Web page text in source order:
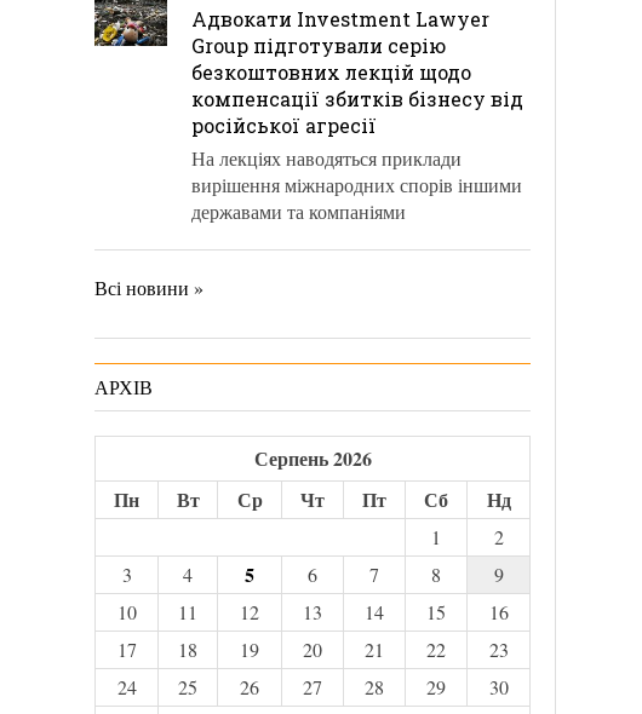
Адвокати Investment Lawyer
Group підготували серію
безкоштовних лекцій щодо
компенсації збитків бізнесу від
російської агресії
На лекціях наводяться приклади
вирішення міжнародних спорів іншими
державами та компаніями
Всі новини »
АРХІВ
Серпень 2026
Пн
Вт Ср Чт Пт Сб Нд
1
2
3
4 5 6 7 8
9
10
11 12 13 14 15
16
17
18 19 20 21 22
23
24
25 26 27 28 29
30